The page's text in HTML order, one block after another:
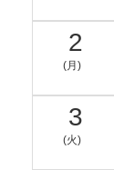
2
(月)
3
(火)